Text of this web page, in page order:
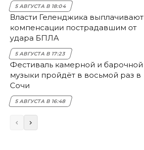
5 АВГУСТА В 18:04
Власти Геленджика выплачивают
компенсации пострадавшим от
удара БПЛА
5 АВГУСТА В 17:23
Фестиваль камерной и барочной
музыки пройдёт в восьмой раз в
Сочи
5 АВГУСТА В 16:48